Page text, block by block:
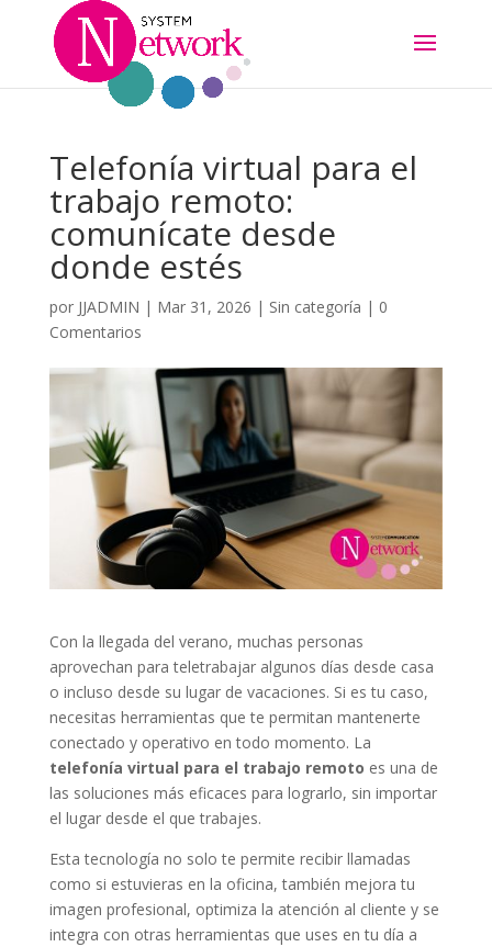
Telefonía virtual para el
trabajo remoto:
comunícate desde
donde estés
por JJADMIN | Mar 31, 2026 | Sin categoría | 0
Comentarios
Con la llegada del verano, muchas personas
aprovechan para teletrabajar algunos días desde casa
o incluso desde su lugar de vacaciones. Si es tu caso,
necesitas herramientas que te permitan mantenerte
conectado y operativo en todo momento. La
telefonía virtual para el trabajo remoto es una de
las soluciones más eficaces para lograrlo, sin importar
el lugar desde el que trabajes.
Esta tecnología no solo te permite recibir llamadas
como si estuvieras en la oficina, también mejora tu
imagen profesional, optimiza la atención al cliente y se
integra con otras herramientas que uses en tu día a